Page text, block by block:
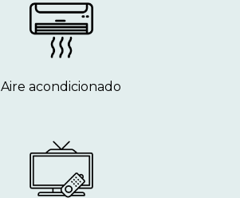
Aire acondicionado